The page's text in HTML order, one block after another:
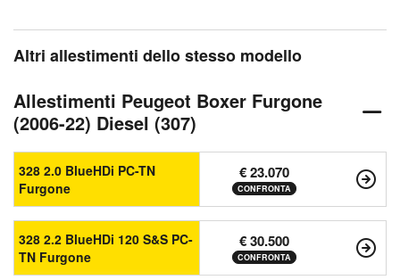
Altri allestimenti dello stesso modello
Allestimenti Peugeot Boxer Furgone
(2006-22) Diesel (307)
328 2.0 BlueHDi PC-TN
Furgone
€ 23.070
CONFRONTA
328 2.2 BlueHDi 120 S&S PC-
TN Furgone
€ 30.500
CONFRONTA